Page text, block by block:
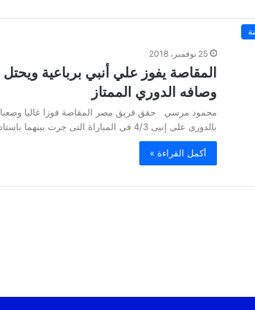
25 نوفمبر، 2018
المقاصة يفوز علي أنبي برباعية ويحتل
وصافه الدوري الممتاز
محمود مرسي حقق فريق مصر المقاصة فوزا غاليا وصعبا
بالدورى على إنبى 4/3 فى المباراة التى جرت بينهما باستاد…
أكمل القراءة »